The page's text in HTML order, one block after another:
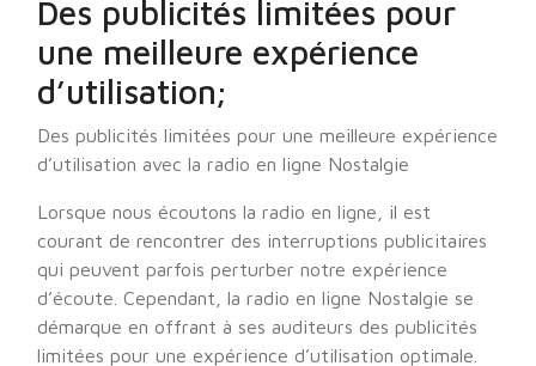
Des publicités limitées pour
une meilleure expérience
d’utilisation;
Des publicités limitées pour une meilleure expérience
d’utilisation avec la radio en ligne Nostalgie
Lorsque nous écoutons la radio en ligne, il est
courant de rencontrer des interruptions publicitaires
qui peuvent parfois perturber notre expérience
d’écoute. Cependant, la radio en ligne Nostalgie se
démarque en offrant à ses auditeurs des publicités
limitées pour une expérience d’utilisation optimale.